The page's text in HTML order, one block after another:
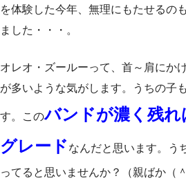
を体験した今年、無理にもたせるの
ました・・・。
オレオ・ズールーって、首～肩にか
が多いような気がします。うちの子
す。このバンドが濃く残れ
グレード なんだと思います。う
ってると思いませんか？（親ばか（